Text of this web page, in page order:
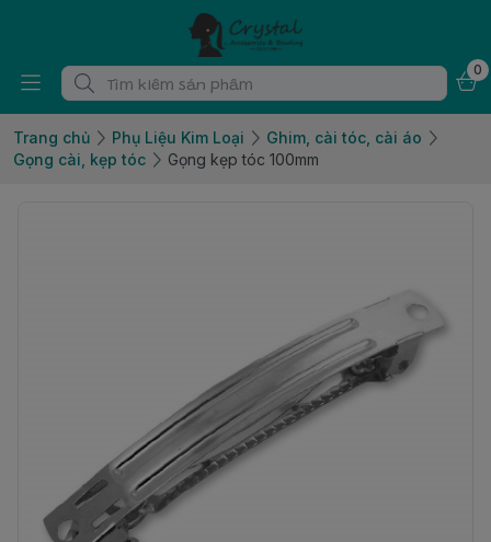
0
Trang chủ Phụ Liệu Kim Loại
Ghim, cài tóc, cài áo
Gọng cài, kẹp tóc
Gọng kẹp tóc 100mm